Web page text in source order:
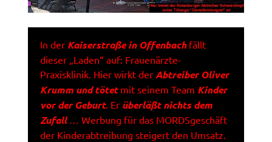
In der Kaiserstraße in Offenbach fällt
dieser „Laden“ auf: Frauenärzte-
Praxisklinik. Hier wirkt der Abtreiber Oliver
Krumm und tötetmit seinem Team Kinder
vor der Geburt. Er überläßt nichts dem
Zufall… Werbung für das MORDSgeschäft
der Kinderabtreibung steigert den Umsatz.